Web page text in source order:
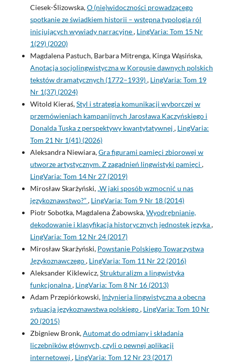
Ciesek-Ślizowska,O (nie)widoczności prowadzącego
spotkanie ze świadkiem historii – wstępna typologia ról
inicjujących wywiady narracyjne, LingVaria: Tom 15 Nr
1(29) (2020)
Magdalena Pastuch, Barbara Mitrenga, Kinga Wąsińska,
Anotacja socjolingwistyczna w Korpusie dawnych polskich
tekstów dramatycznych (1772–1939), LingVaria: Tom 19
Nr 1(37) (2024)
Witold Kieraś,Styl i strategia komunikacji wyborczej w
przemówieniach kampanijnych Jarosława Kaczyńskiego i
Donalda Tuska z perspektywy kwantytatywnej , LingVaria:
Tom 21 Nr 1(41) (2026)
Aleksandra Niewiara,Gra figurami pamięci zbiorowej w
utworze artystycznym. Z zagadnień lingwistyki pamięci ,
LingVaria: Tom 14 Nr 27 (2019)
Mirosław Skarżyński, „W jaki sposób wzmocnić u nas
językoznawstwo?”, LingVaria: Tom 9 Nr 18 (2014)
Piotr Sobotka, Magdalena Żabowska,Wyodrębnianie,
dekodowanie i klasyfikacja historycznych jednostek języka,
LingVaria: Tom 12 Nr 24 (2017)
Mirosław Skarżyński, Powstanie Polskiego Towarzystwa
Językoznawczego, LingVaria: Tom 11 Nr 22 (2016)
Aleksander Kiklewicz,Strukturalizm a lingwistyka
funkcjonalna, LingVaria: Tom 8 Nr 16 (2013)
Adam Przepiórkowski, Inżynieria lingwistyczna a obecna
sytuacja językoznawstwa polskiego, LingVaria: Tom 10 Nr
20 (2015)
Zbigniew Bronk,Automat do odmiany i składania
liczebników głównych, czyli o pewnej aplikacji
internetowej , LingVaria: Tom 12 Nr 23 (2017)